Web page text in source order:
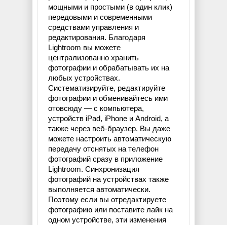
мощными и простыми (в один клик)
передовыми и современными
средствами управления и
редактирования. Благодаря
Lightroom вы можете
централизованно хранить
фотографии и обрабатывать их на
любых устройствах.
Систематизируйте, редактируйте
фотографии и обменивайтесь ими
отовсюду — с компьютера,
устройств iPad, iPhone и Android, а
также через веб-браузер. Вы даже
можете настроить автоматическую
передачу отснятых на телефон
фотографий сразу в приложение
Lightroom. Синхронизация
фотографий на устройствах также
выполняется автоматически.
Поэтому если вы отредактируете
фотографию или поставите лайк на
одном устройстве, эти изменения